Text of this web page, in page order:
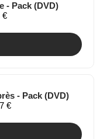
- Pack (DVD)
€
- Pack (DVD)
€